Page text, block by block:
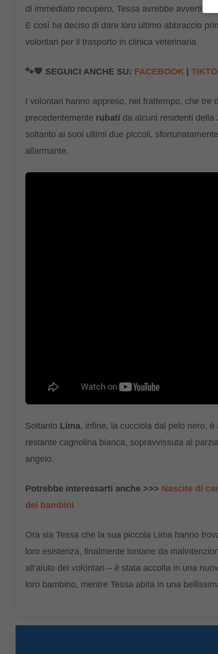
di immediato recupero, Tessa avrebbe avvertito
E così ha deciso di dare loro ultimo abbraccio
volontari per il trasporto in clinica veterinaria.
🐾💖 SEGUICI ANCHE SU: FACEBOOK
I volontari hanno appreso, nel frattempo, che tre
precedentemente rubati da alcuni residenti della
soltanto ai suoi ultimi due piccoli,
allarmante.
Soltanto Lima, infine, la cucciola dal pelo nero,
restante cagnolina bianca, sopravvissuta al
angelo.
Potrebbe interessarti anche >>> Nascite di
dei bambini
Ora sia Tessa che la sua piccola Lima hanno
loro esistenza, finalmente lontane da
all’aiuto dei volontari – è stata accolta in una
loro bambino, mentre Tessa abita in una